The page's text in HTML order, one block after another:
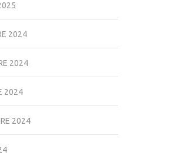
2024
2024
2024
2024